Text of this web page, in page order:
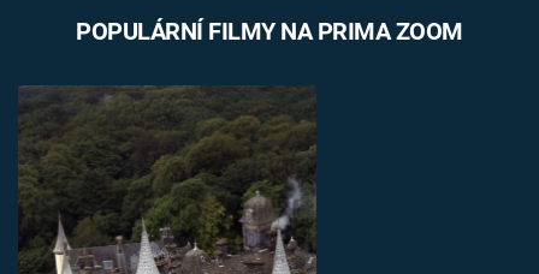
POPULÁRNÍ FILMY NA PRIMA ZOOM